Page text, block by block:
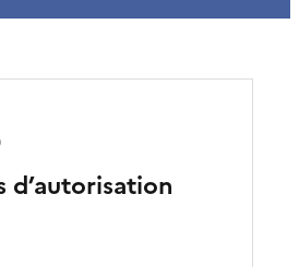
d’autorisation